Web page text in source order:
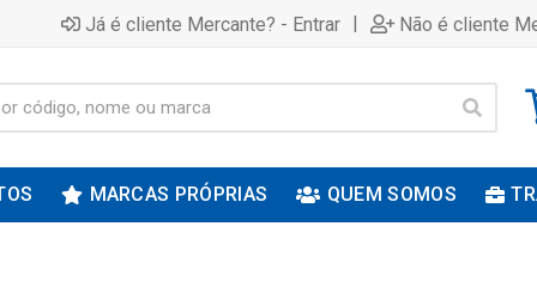
Já é cliente Mercante? - Entrar | Não é cliente
MARCAS PRÓPRIAS QUEM SOMOS